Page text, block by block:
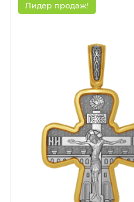
Лидер продаж!